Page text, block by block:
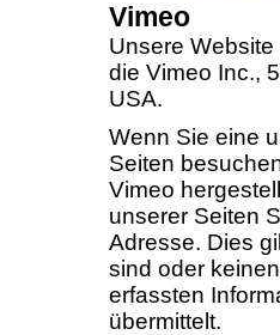
Vimeo
Unsere
die Vimeo Inc.,
USA.
Wenn Sie eine
Seiten
Vimeo
unserer Seiten
Adresse. Dies
sind oder
erfassten
übermittelt.